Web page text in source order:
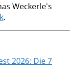
Weckerle's
.
2026: Die 7